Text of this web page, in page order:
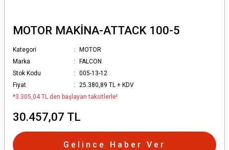
MOTOR MAKİNA-ATTACK 100-5
Kategori
MOTOR
Marka
FALCON
Stok Kodu
005-13-12
Fiyat
25.380,89 TL + KDV
*3.305,04 TL den başlayan taksitlerle!
30.457,07 TL
Gelince Haber Ver